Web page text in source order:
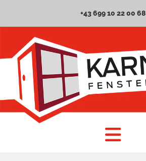
+43 699 10 22 00 68